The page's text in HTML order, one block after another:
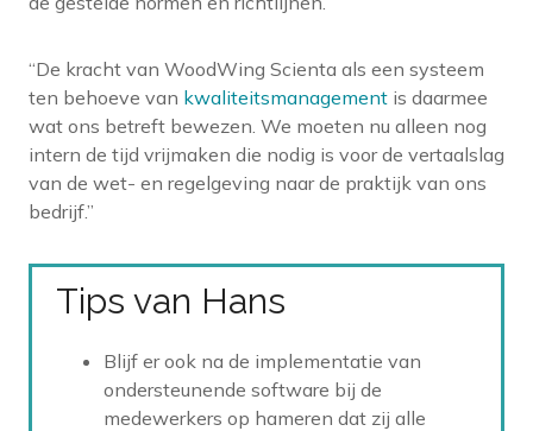
“De kracht van WoodWing Scienta als een systeem
ten behoeve van kwaliteitsmanagement is daarmee
wat ons betreft bewezen. We moeten nu alleen nog
intern de tijd vrijmaken die nodig is voor de vertaalslag
van de wet- en regelgeving naar de praktijk van ons
bedrijf.”
Tips van Hans
Blijf er ook na de implementatie van
ondersteunende software bij de
medewerkers op hameren dat zij alle